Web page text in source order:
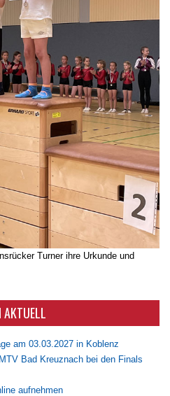
Turner ihre Urkunde und
AKTUELL
am 03.03.2027 in Koblenz
Bad Kreuznach bei den Finals
aufnehmen